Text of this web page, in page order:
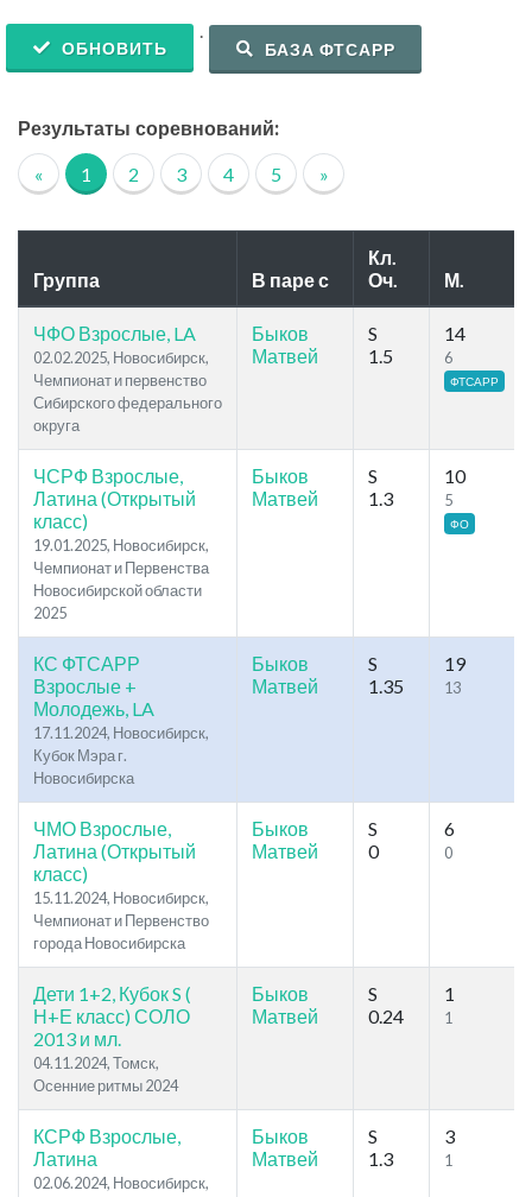
ОБНОВИТЬ
.
БАЗА ФТСАРР
Результаты соревнований:
« 1 2 3 4 5 »
Группа В паре с
Кл.
Оч.
М.
ЧФО Взрослые, LA
02.02.2025, Новосибирск,
Чемпионат и первенство
Сибирского федерального
округа
Быков
Матвей
S
1.5
14
6
ФТСАРР
ЧСРФ Взрослые,
Латина (Открытый
класс)
19.01.2025, Новосибирск,
Чемпионат и Первенства
Новосибирской области
2025
Быков
Матвей
S
1.3
10
5
ФО
КС ФТСАРР
Взрослые +
Молодежь, LA
17.11.2024, Новосибирск,
Кубок Мэра г.
Новосибирска
Быков
Матвей
S
1.35
19
13
ЧМО Взрослые,
Латина (Открытый
класс)
15.11.2024, Новосибирск,
Чемпионат и Первенство
города Новосибирска
Быков
Матвей
S
0
6
0
Дети 1+2, Кубок S (
Н+Е класс) СОЛО
2013 и мл.
04.11.2024, Томск,
Осенние ритмы 2024
Быков
Матвей
S
0.24
1
1
КСРФ Взрослые,
Латина
02.06.2024, Новосибирск,
Быков
Матвей
S
1.3
3
1